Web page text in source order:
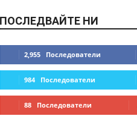
ПОСЛЕДВАЙТЕ НИ
2,955 Последователи
984 Последователи
88 Последователи